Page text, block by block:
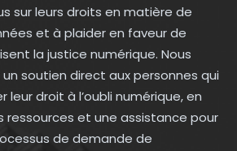
sur leurs droits en matière de
et à plaider en faveur de
la justice numérique. Nous
soutien direct aux personnes qui
leur droit à l’oubli numérique, en
ressources et une assistance pour
de demande de